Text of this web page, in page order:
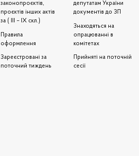
законопроєктів,
проєктів інших актів
за ( III – IX скл.)
Правила
оформлення
Зареєстровані за
поточний тиждень
депутатам України
документів до ЗП
Знаходяться на
опрацюванні в
комітетах
Прийняті на поточній
сесії